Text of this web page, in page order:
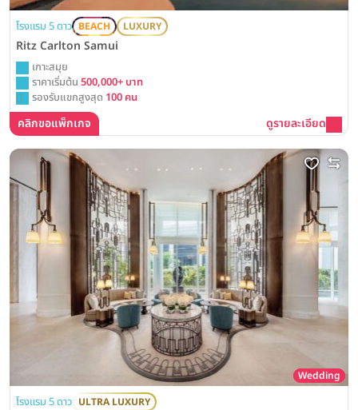
โรงแรม 5 ดาว BEACH LUXURY
Ritz Carlton Samui
เกาะสมุย
ราคาเริ่มต้น 500,000+ บาท
รองรับแขกสูงสุด 100 คน
คลิกขอแพ็กเกจ ดูรายละเอียด
Wedding
โรงแรม 5 ดาว ULTRA LUXURY